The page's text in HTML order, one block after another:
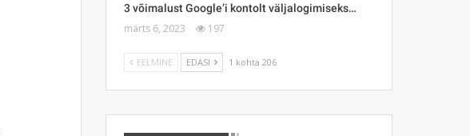
3 võimalust Google’i kontolt väljalogimiseks…
märts 6, 2023 197
EELMINE EDASI 1 kohta 206